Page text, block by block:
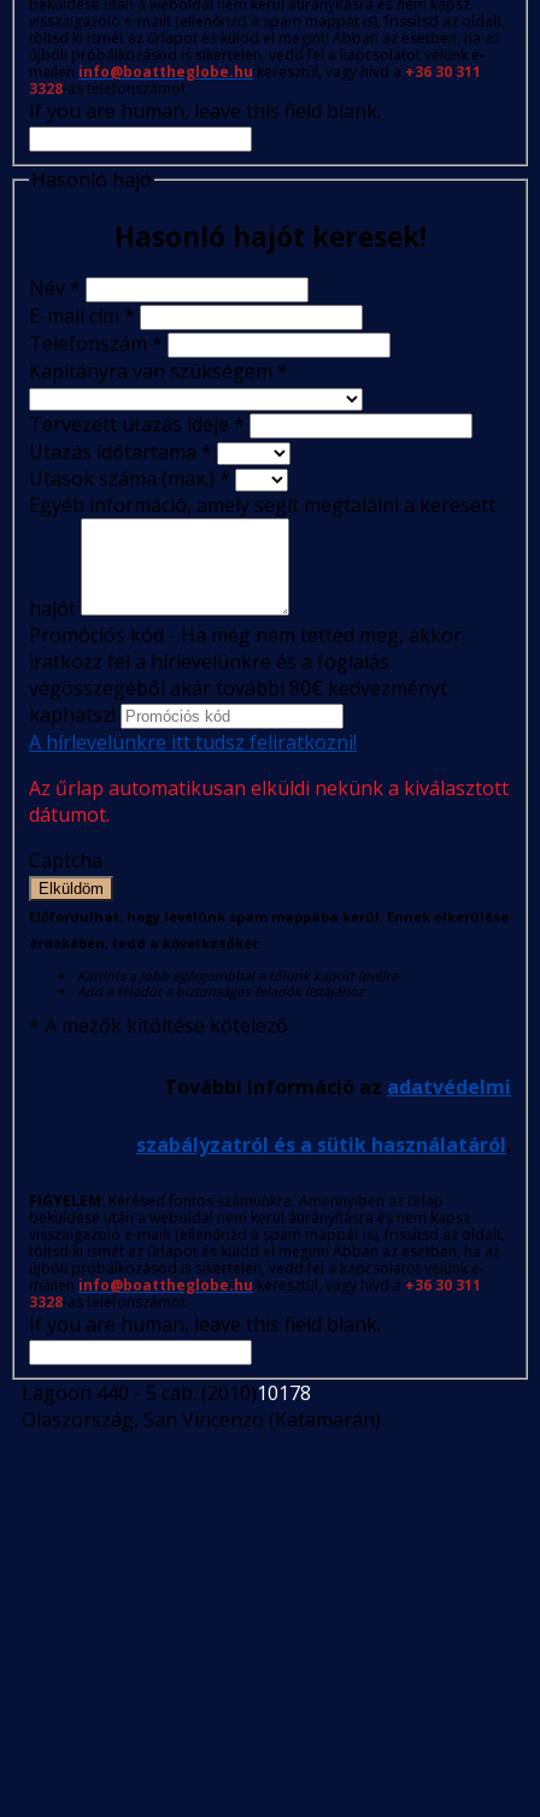
visszaigazoló e-mailt (ellenőrizd a spam mappát is), frissítsd az oldalt,
töltsd ki ismét az űrlapot és küldd el megint! Abban az esetben, ha az
újbóli próbálkozásod is sikertelen, vedd fel a kapcsolatot velünk e-
mailen info@boattheglobe.hu keresztül, vagy hívd a +36 30 311
3328-as telefonszámot.
If you are human, leave this field blank.
Hasonló hajó
Hasonló hajót keresek!
Név *
E-mail cím *
Telefonszám *
Kapitányra van szükségem *
Tervezett utazás ideje *
Utazás időtartama *
Utasok száma (max.) *
Egyéb információ, amely segít megtalálni a keresett
hajót
Promóciós kód - Ha még nem tetted meg, akkor
iratkozz fel a hírlevelünkre és a foglalás
végösszegéből akár további 80€ kedvezményt
kaphatsz!
A hírlevelünkre itt tudsz feliratkozni!
Az űrlap automatikusan elküldi nekünk a kiválasztott
dátumot.
Captcha
Elküldöm
Előfordulhat, hogy levelünk spam mappába kerül. Ennek elkerülése
érdekében, tedd a következőket:
Kattints a jobb egérgombbal a tőlünk kapott levélre
Add a feladót a biztonságos feladók listájához
* A mezők kitöltése kötelező
További információ az adatvédelmi
szabályzatról és a sütik használatáról.
FIGYELEM: Kérésed fontos számunkra. Amennyiben az űrlap
beküldése után a weboldal nem kerül átirányításra és nem kapsz
visszaigazoló e-mailt (ellenőrizd a spam mappát is), frissítsd az oldalt,
töltsd ki ismét az űrlapot és küldd el megint! Abban az esetben, ha az
újbóli próbálkozásod is sikertelen, vedd fel a kapcsolatot velünk e-
mailen info@boattheglobe.hu keresztül, vagy hívd a +36 30 311
3328-as telefonszámot.
If you are human, leave this field blank.
Lagoon 440 - 5 cab. (2010)10178
Olaszország, San Vincenzo (Katamarán)